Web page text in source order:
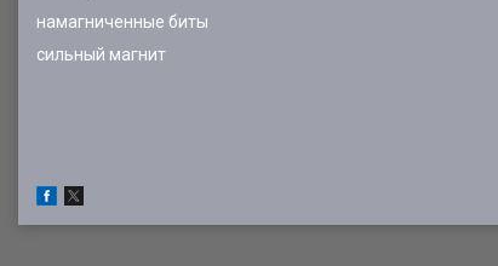
намагниченные биты
сильный магнит